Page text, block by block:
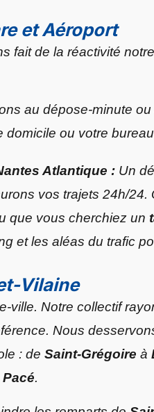
et Aéroport
fait de la réactivité
au dépose-minute
domicile ou votre
Atlantique : Un
vos trajets 24h/24.
que vous cherchiez un
et les aléas du trafic
Vilaine
ville. Notre collectif
Nous
: de Saint-Grégoire à
Pacé.